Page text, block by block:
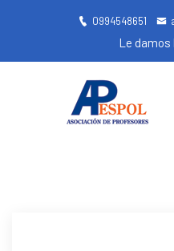
0994548651
Le damos